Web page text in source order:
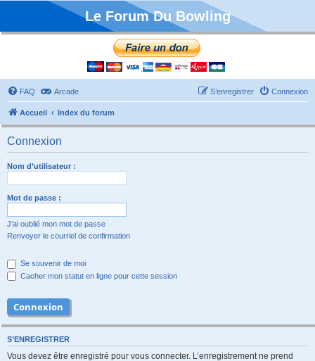
Le Forum Du Bowling
FAQ Arcade Connexion
S’enregistrer
Accueil Index du forum
Connexion
Nom d’utilisateur :
Mot de passe :
J’ai oublié mon mot de passe
Renvoyer le courriel de confirmation
Se souvenir de moi
Cacher mon statut en ligne pour cette session
S’ENREGISTRER
Vous devez être enregistré pour vous connecter. L’enregistrement ne prend